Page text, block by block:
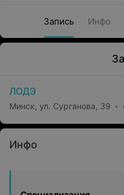
Запись Инфо
ЛОДЭ
Минск, ул. Сурганова, 39
Инфо